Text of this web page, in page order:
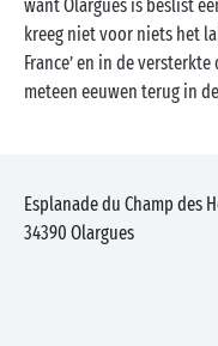
want Olargues is beslist
kreeg niet voor niets het
France’ en in de
meteen eeuwen terug in
Esplanade du Champ des
34390 Olargues